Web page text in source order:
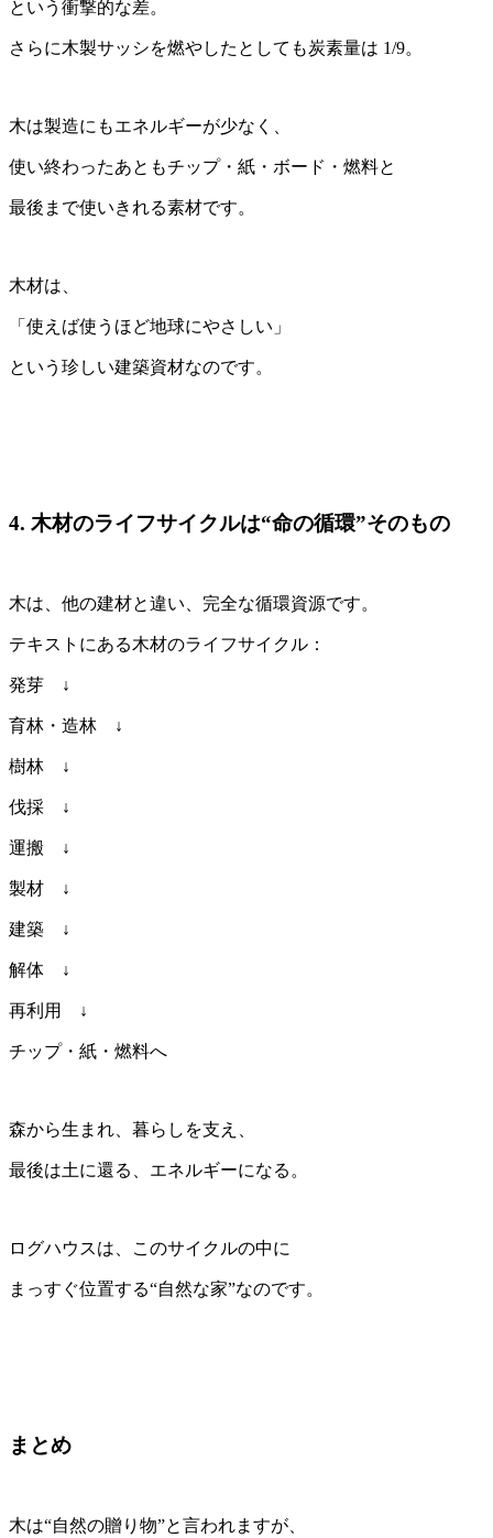
という衝撃的な差。
さらに木製サッシを燃やしたとしても炭素量は 1/9。
木は製造にもエネルギーが少なく、
使い終わったあともチップ・紙・ボード・燃料と
最後まで使いきれる素材です。
木材は、
「使えば使うほど地球にやさしい」
という珍しい建築資材なのです。
4. 木材のライフサイクルは“命の循環”そのもの
木は、他の建材と違い、完全な循環資源です。
テキストにある木材のライフサイクル：
発芽 ↓
育林・造林 ↓
樹林 ↓
伐採 ↓
運搬 ↓
製材 ↓
建築 ↓
解体 ↓
再利用 ↓
チップ・紙・燃料へ
森から生まれ、暮らしを支え、
最後は土に還る、エネルギーになる。
ログハウスは、このサイクルの中に
まっすぐ位置する“自然な家”なのです。
まとめ
木は“自然の贈り物”と言われますが、